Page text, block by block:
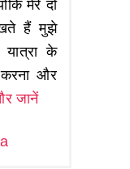
मेरे दो
हैं मुझे
के
करना और
जानें